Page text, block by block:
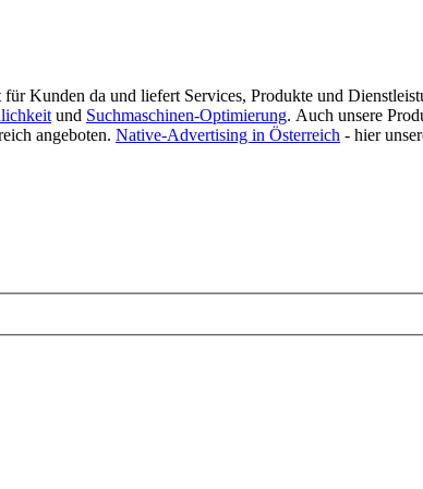
Kunden da und liefert Services, Produkte und
und Suchmaschinen-Optimierung. Auch unsere
angeboten. Native-Advertising in Österreich - hier